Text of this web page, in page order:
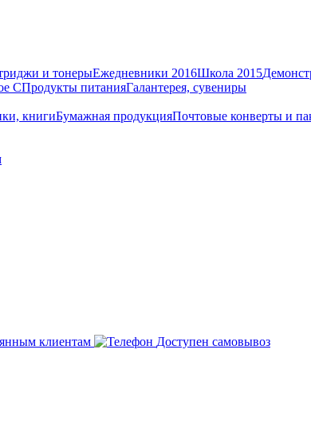
и тонерыЕжедневники 2016Школа 2015
СПродукты питанияГалантерея, сувениры
книгиБумажная продукцияПочтовые конверты и
клиентам Доступен самовывоз